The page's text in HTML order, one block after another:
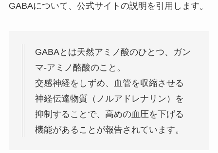
GABAについて、公式サイトの説明を引用します。
GABAとは天然アミノ酸のひとつ、ガン
マ-アミノ酪酸のこと。
交感神経をしずめ、血管を収縮させる
神経伝達物質（ノルアドレナリン）を
抑制することで、 高めの血圧を下げる
機能があることが報告されています。